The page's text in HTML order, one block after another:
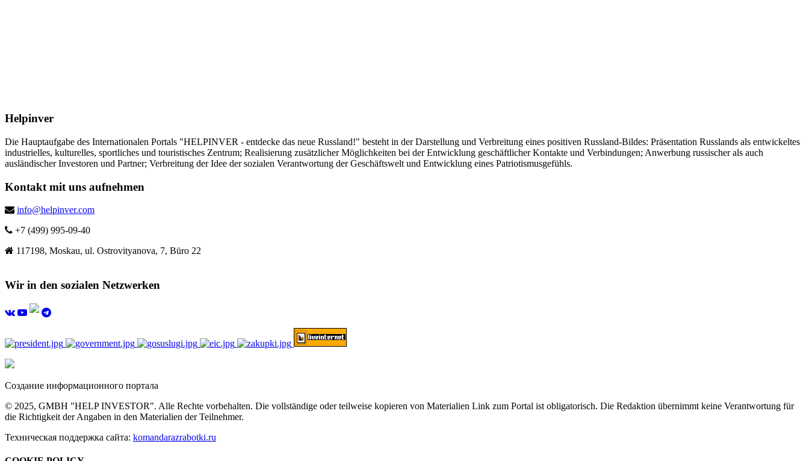
Helpinver
Die Hauptaufgabe des Internationalen Portals "HELPINVER - entdecke das neue Russland!" besteht in der Darstellung und Verbreitung eines positiven Russland-Bildes: Präsentation Russlands als entwickeltes
industrielles, kulturelles, sportliches und touristisches Zentrum; Realisierung zusätzlicher Möglichkeiten bei der Entwicklung geschäftlicher Kontakte und Verbindungen; Anwerbung russischer als auch
ausländischer Investoren und Partner; Verbreitung der Idee der sozialen Verantwortung der Geschäftswelt und Entwicklung eines Patriotismusgefühls.
Kontakt mit uns aufnehmen
info@helpinver.com
+7 (499) 995-09-40
117198, Moskau, ul. Ostrovityanova, 7, Büro 22
Wir in den sozialen Netzwerken
Создание информационного портала
© 2025, GMBH "HELP INVESTOR". Alle Rechte vorbehalten. Die vollständige oder teilweise kopieren von Materialien Link zum Portal ist obligatorisch. Die Redaktion übernimmt keine Verantwortung für
die Richtigkeit der Angaben in den Materialien der Teilnehmer.
Техническая поддержка сайта: komandarazrabotki.ru